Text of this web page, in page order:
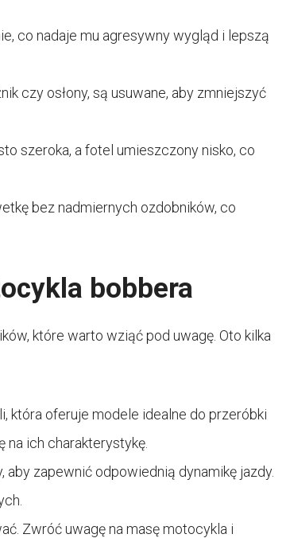
co nadaje mu agresywny wygląd i lepszą
czy osłony, są usuwane, aby zmniejszyć
szeroka, a fotel umieszczony nisko, co
bez nadmiernych ozdobników, co
bobbera
które warto wziąć pod uwagę. Oto kilka
która oferuje modele idealne do przeróbki
na ich charakterystykę.
aby zapewnić odpowiednią dynamikę jazdy.
Zwróć uwagę na masę motocykla i